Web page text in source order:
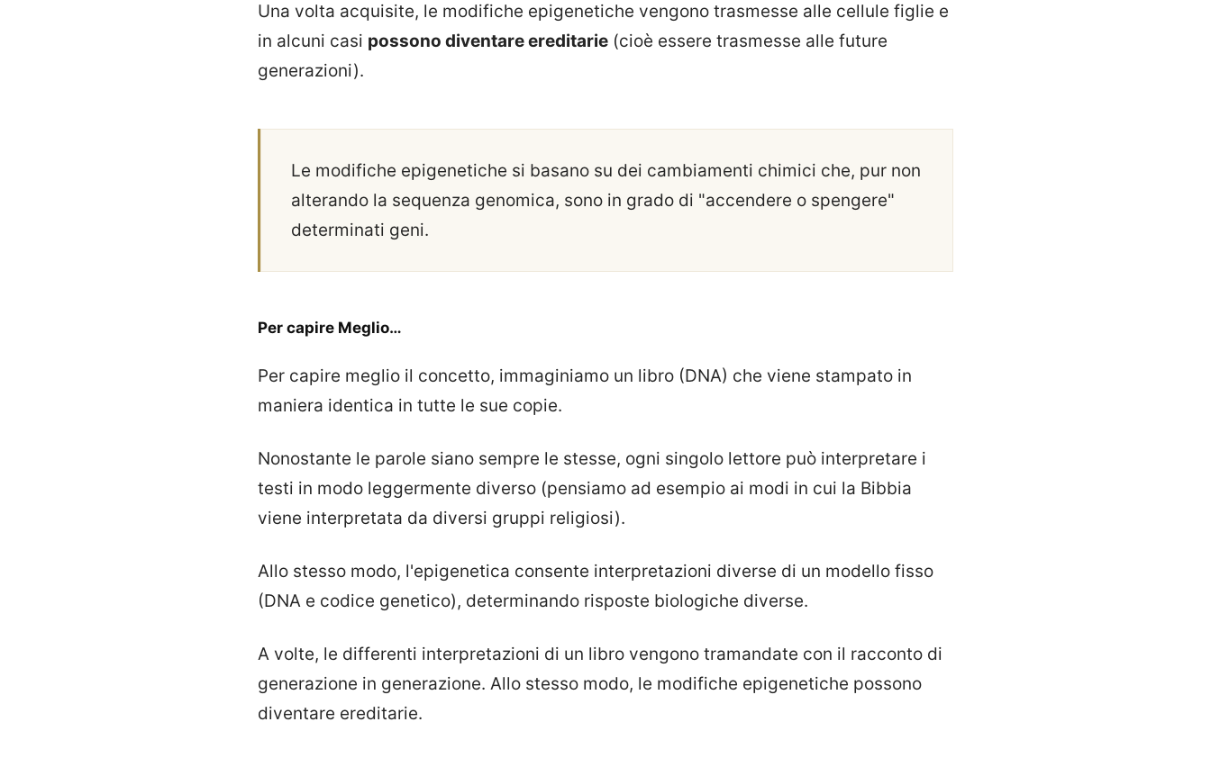
Una volta acquisite, le modifiche epigenetiche vengono trasmesse alle cellule figlie e
in alcuni casi possono diventare ereditarie (cioè essere trasmesse alle future
generazioni).
Le modifiche epigenetiche si basano su dei cambiamenti chimici che, pur non
alterando la sequenza genomica, sono in grado di "accendere o spengere"
determinati geni.
Per capire Meglio…
Per capire meglio il concetto, immaginiamo un libro (DNA) che viene stampato in
maniera identica in tutte le sue copie.
Nonostante le parole siano sempre le stesse, ogni singolo lettore può interpretare i
testi in modo leggermente diverso (pensiamo ad esempio ai modi in cui la Bibbia
viene interpretata da diversi gruppi religiosi).
Allo stesso modo, l'epigenetica consente interpretazioni diverse di un modello fisso
(DNA e codice genetico), determinando risposte biologiche diverse.
A volte, le differenti interpretazioni di un libro vengono tramandate con il racconto di
generazione in generazione. Allo stesso modo, le modifiche epigenetiche possono
diventare ereditarie.